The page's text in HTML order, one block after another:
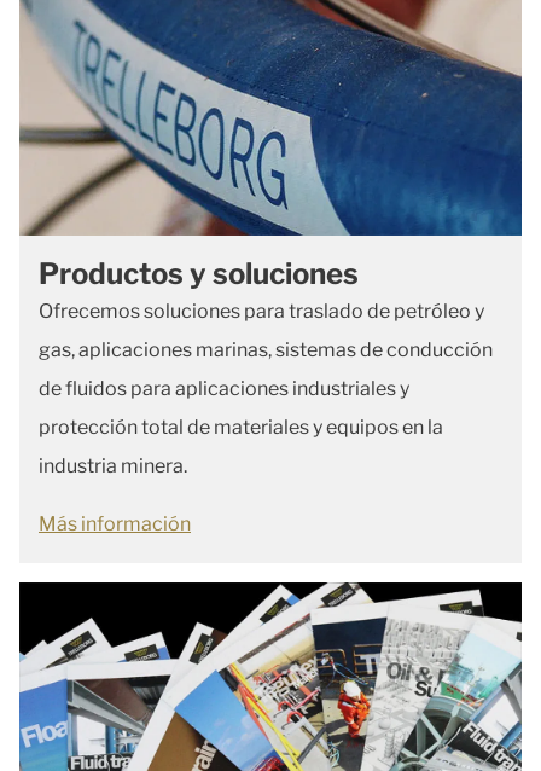
Productos y soluciones
Ofrecemos soluciones para traslado de petróleo y
gas, aplicaciones marinas, sistemas de conducción
de fluidos para aplicaciones industriales y
protección total de materiales y equipos en la
industria minera.
Más información